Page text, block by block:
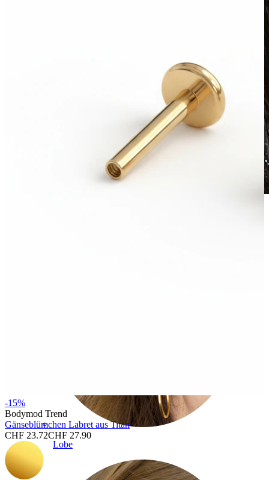
Lobe
-15%
Bodymod Trend
Gänseblümchen Labret aus Titan
CHF 23.72CHF 27.90